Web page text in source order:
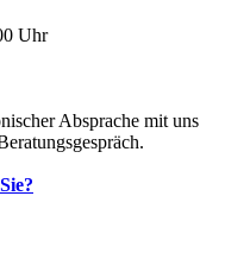
Uhr
Absprache mit uns